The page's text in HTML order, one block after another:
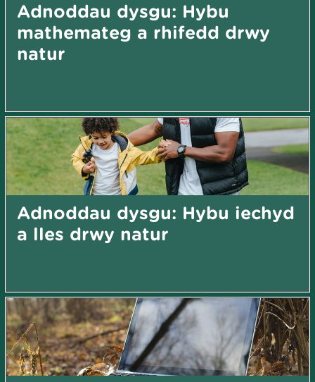
Adnoddau dysgu: Hybu
mathemateg a rhifedd drwy
natur
Adnoddau dysgu: Hybu iechyd
a lles drwy natur